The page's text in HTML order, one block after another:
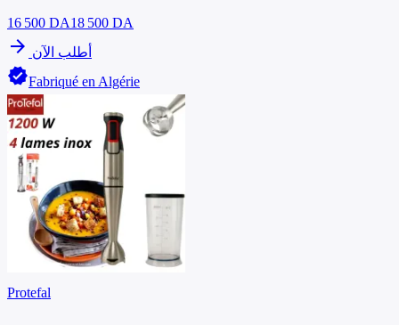
16 500 DA18 500 DA
arrow_forward أطلب الآن
verifiedFabriqué en Algérie
Protefal